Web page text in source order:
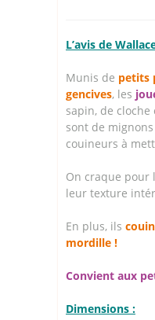
L’avis de
Munis de petits
gencives, les
sapin, de
sont de
couineurs à
On craque pour
leur texture
En plus, ils
mordille !
Convient aux
Dimensions :